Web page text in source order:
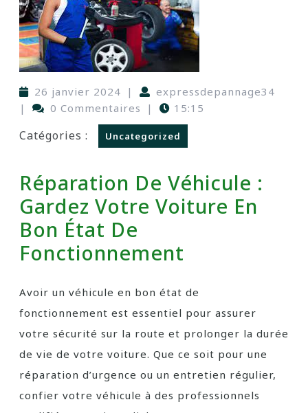
26 janvier 2024 |
expressdepannage34
|
0 Commentaires | 15:15
Catégories : Uncategorized
Réparation De Véhicule :
Gardez Votre Voiture En
Bon État De
Fonctionnement
Avoir un véhicule en bon état de
fonctionnement est essentiel pour assurer
votre sécurité sur la route et prolonger la durée
de vie de votre voiture. Que ce soit pour une
réparation d’urgence ou un entretien régulier,
confier votre véhicule à des professionnels